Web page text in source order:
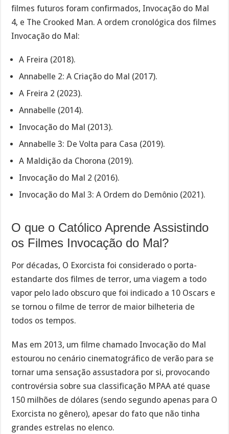
filmes futuros foram confirmados, Invocação do Mal
4, e The Crooked Man. A ordem cronológica dos filmes
Invocação do Mal:
A Freira (2018).
Annabelle 2: A Criação do Mal (2017).
A Freira 2 (2023).
Annabelle (2014).
Invocação do Mal (2013).
Annabelle 3: De Volta para Casa (2019).
A Maldição da Chorona (2019).
Invocação do Mal 2 (2016).
Invocação do Mal 3: A Ordem do Demônio (2021).
O que o Católico Aprende Assistindo
os Filmes Invocação do Mal?
Por décadas, O Exorcista foi considerado o porta-
estandarte dos filmes de terror, uma viagem a todo
vapor pelo lado obscuro que foi indicado a 10 Oscars e
se tornou o filme de terror de maior bilheteria de
todos os tempos.
Mas em 2013, um filme chamado Invocação do Mal
estourou no cenário cinematográfico de verão para se
tornar uma sensação assustadora por si, provocando
controvérsia sobre sua classificação MPAA até quase
150 milhões de dólares (sendo segundo apenas para O
Exorcista no gênero), apesar do fato que não tinha
grandes estrelas no elenco.